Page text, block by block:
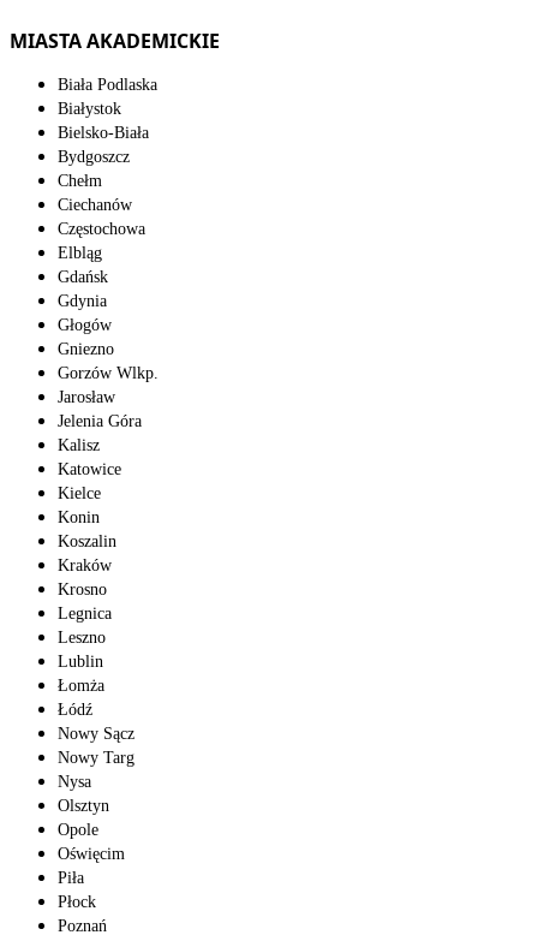
MIASTA AKADEMICKIE
Biała Podlaska
Białystok
Bielsko-Biała
Bydgoszcz
Chełm
Ciechanów
Częstochowa
Elbląg
Gdańsk
Gdynia
Głogów
Gniezno
Gorzów Wlkp.
Jarosław
Jelenia Góra
Kalisz
Katowice
Kielce
Konin
Koszalin
Kraków
Krosno
Legnica
Leszno
Lublin
Łomża
Łódź
Nowy Sącz
Nowy Targ
Nysa
Olsztyn
Opole
Oświęcim
Piła
Płock
Poznań